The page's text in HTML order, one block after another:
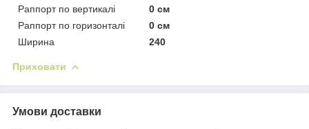
Раппорт по вертикалі
0 см
Раппорт по горизонталі
0 см
Ширина
240
Приховати
Умови доставки